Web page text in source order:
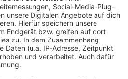
durch die Sperrung des
Sie schreibt:
in der